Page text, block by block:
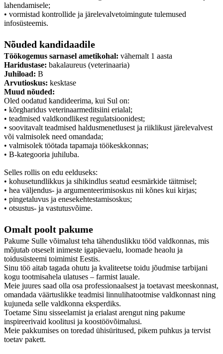
lahendamisele;
• vormistad kontrollide ja järelevalvetoimingute tulemused
infosüsteemis.
Nõuded kandidaadile
Töökogemus sarnasel ametikohal: vähemalt 1 aasta
Haridustase: bakalaureus (veterinaaria)
Juhiload: B
Arvutioskus: kesktase
Muud nõuded:
Oled oodatud kandideerima, kui Sul on:
• kõrgharidus veterinaarmeditsiini erialal;
• teadmised valdkondlikest regulatsioonidest;
• soovitavalt teadmised haldusmenetlusest ja riiklikust järelevalvest
või valmisolek need omandada;
• valmisolek töötada tapamaja töökeskkonnas;
• B-kategooria juhiluba.
Selles rollis on edu eelduseks:
• kohusetundlikkus ja sihikindlus seatud eesmärkide täitmisel;
• hea väljendus- ja argumenteerimisoskus nii kõnes kui kirjas;
• pingetaluvus ja enesekehtestamisoskus;
• otsustus- ja vastutusvõime.
Omalt poolt pakume
Pakume Sulle võimalust teha tähenduslikku tööd valdkonnas, mis
mõjutab otseselt inimeste igapäevaelu, loomade heaolu ja
toidusüsteemi toimimist Eestis.
Sinu töö aitab tagada ohutu ja kvaliteetse toidu jõudmise tarbijani
kogu tootmisahela ulatuses – farmist lauale.
Meie juures saad olla osa professionaalsest ja toetavast meeskonnast,
omandada väärtuslikke teadmisi linnulihatootmise valdkonnast ning
kujuneda selle valdkonna eksperdiks.
Toetame Sinu sisseelamist ja erialast arengut ning pakume
inspireerivaid koolitusi ja koostöövõimalusi.
Meie pakkumises on toredad ühisüritused, pikem puhkus ja tervist
toetav pakett.